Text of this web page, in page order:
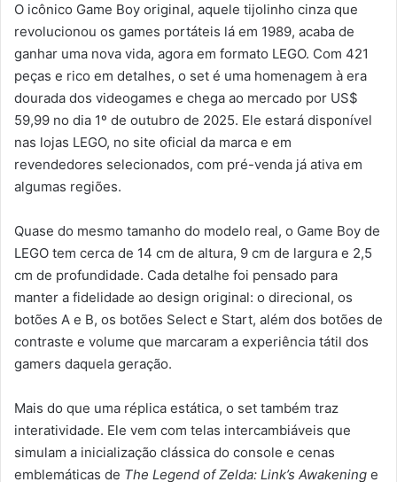
O icônico Game Boy original, aquele tijolinho cinza que
revolucionou os games portáteis lá em 1989, acaba de
ganhar uma nova vida, agora em formato LEGO. Com 421
peças e rico em detalhes, o set é uma homenagem à era
dourada dos videogames e chega ao mercado por US$
59,99 no dia 1º de outubro de 2025. Ele estará disponível
nas lojas LEGO, no site oficial da marca e em
revendedores selecionados, com pré-venda já ativa em
algumas regiões.
Quase do mesmo tamanho do modelo real, o Game Boy de
LEGO tem cerca de 14 cm de altura, 9 cm de largura e 2,5
cm de profundidade. Cada detalhe foi pensado para
manter a fidelidade ao design original: o direcional, os
botões A e B, os botões Select e Start, além dos botões de
contraste e volume que marcaram a experiência tátil dos
gamers daquela geração.
Mais do que uma réplica estática, o set também traz
interatividade. Ele vem com telas intercambiáveis que
simulam a inicialização clássica do console e cenas
emblemáticas de The Legend of Zelda: Link’s Awakening e